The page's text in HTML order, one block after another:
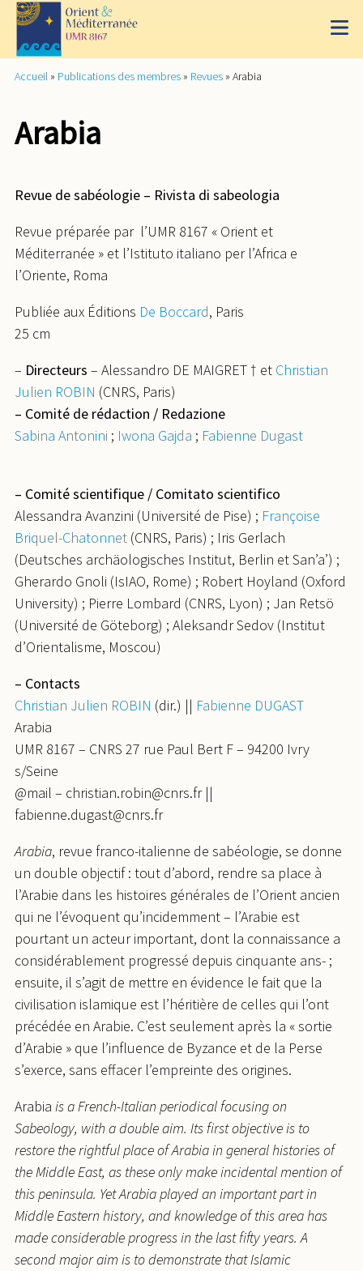
Accueil » Publications des membres » Revues » Arabia
Arabia
Revue de sabéologie – Rivista di sabeologia
Revue préparée par l’UMR 8167 « Orient et
Méditerranée » et l’Istituto italiano per l’Africa e
l’Oriente, Roma
Publiée aux Éditions De Boccard, Paris
25 cm
– Directeurs – Alessandro DE MAIGRET † et Christian
Julien ROBIN (CNRS, Paris)
– Comité de rédaction / Redazione
Sabina Antonini ; Iwona Gajda ; Fabienne Dugast
– Comité scientifique / Comitato scientifico
Alessandra Avanzini (Université de Pise) ; Françoise
Briquel-Chatonnet (CNRS, Paris) ; Iris Gerlach
(Deutsches archäologisches Institut, Berlin et San’a’) ;
Gherardo Gnoli (IsIAO, Rome) ; Robert Hoyland (Oxford
University) ; Pierre Lombard (CNRS, Lyon) ; Jan Retsö
(Université de Göteborg) ; Aleksandr Sedov (Institut
d’Orientalisme, Moscou)
– Contacts
Christian Julien ROBIN (dir.) || Fabienne DUGAST
Arabia
UMR 8167 – CNRS 27 rue Paul Bert F – 94200 Ivry
s/Seine
@mail – christian.robin@cnrs.fr ||
fabienne.dugast@cnrs.fr
Arabia, revue franco-italienne de sabéologie, se donne
un double objectif : tout d’abord, rendre sa place à
l’Arabie dans les histoires générales de l’Orient ancien
qui ne l’évoquent qu’incidemment – l’Arabie est
pourtant un acteur important, dont la connaissance a
considérablement progressé depuis cinquante ans- ;
ensuite, il s’agit de mettre en évidence le fait que la
civilisation islamique est l’héritière de celles qui l’ont
précédée en Arabie. C’est seulement après la « sortie
d’Arabie » que l’influence de Byzance et de la Perse
s’exerce, sans effacer l’empreinte des origines.
Arabia is a French-Italian periodical focusing on
Sabeology, with a double aim. Its first objective is to
restore the rightful place of Arabia in general histories of
the Middle East, as these only make incidental mention of
this peninsula. Yet Arabia played an important part in
Middle Eastern history, and knowledge of this area has
made considerable progress in the last fifty years. A
second major aim is to demonstrate that Islamic